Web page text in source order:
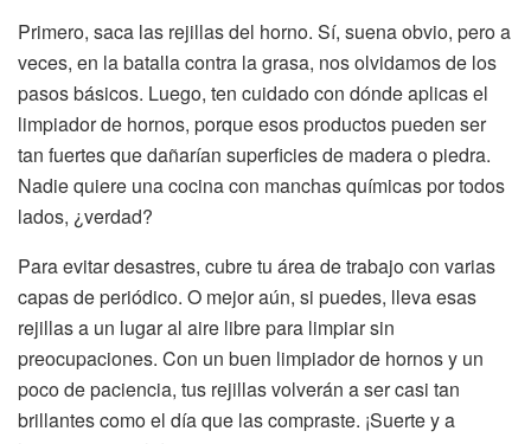
Primero, saca las rejillas del horno. Sí, suena obvio, pero a
veces, en la batalla contra la grasa, nos olvidamos de los
pasos básicos. Luego, ten cuidado con dónde aplicas el
limpiador de hornos, porque esos productos pueden ser
tan fuertes que dañarían superficies de madera o piedra.
Nadie quiere una cocina con manchas químicas por todos
lados, ¿verdad?
Para evitar desastres, cubre tu área de trabajo con varias
capas de periódico. O mejor aún, si puedes, lleva esas
rejillas a un lugar al aire libre para limpiar sin
preocupaciones. Con un buen limpiador de hornos y un
poco de paciencia, tus rejillas volverán a ser casi tan
brillantes como el día que las compraste. ¡Suerte y a